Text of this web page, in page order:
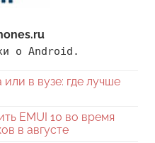
о Android.
в вузе: где лучше
EMUI 10 во время
в августе